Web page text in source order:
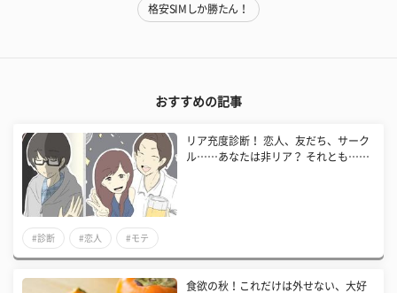
格安SIMしか勝たん！
おすすめの記事
リア充度診断！ 恋人、友だち、サーク
ル……あなたは非リア？ それとも……
#診断 #恋人 #モテ
食欲の秋！これだけは外せない、大好